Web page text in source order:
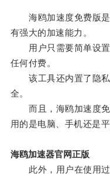
海鸥加速度免费版是
有强大的加速能力。
用户只需要简单设置
任何付费。
该工具还内置了隐私
全。
而且，海鸥加速度免
用的是电脑、手机还是
海鸥加速器官网正版
此外，用户在使用过